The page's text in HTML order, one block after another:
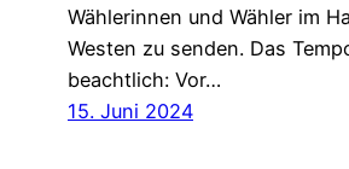
Wählerinnen und Wähler im
Westen zu senden. Das
beachtlich: Vor…
15. Juni 2024